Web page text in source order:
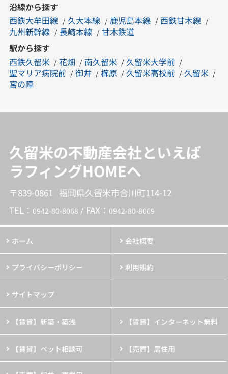
沿線から探す
西鉄大牟田線
久大本線 鹿児島本線
西鉄甘木線
九州新幹線
長崎本線
甘木鉄道
駅から探す
西鉄久留米
花畑 南久留米
久留米大学前
聖マリア病院前
御井 櫛原 久留米高校前
久留米
宮の陣
久留米の不動産会社といえば
ラフィングHOMEへ
〒839-0861 福岡県久留米市合川町114-12
TEL： 0942-80-8068 / FAX： 0942-80-8069
ホーム 会社概要
プライバシーポリシー 利用規約
サイトマップ
【賃貸】新築・築浅 【賃貸】インターネット無料
【賃貸】ペット相談可 【売買】居住用